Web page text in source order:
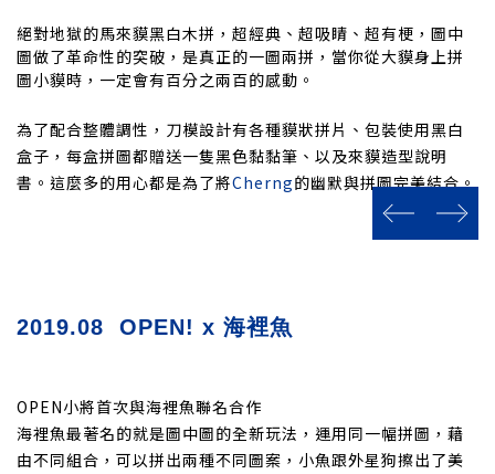
絕對地獄的馬來貘黑白木拼，超經典、超吸睛、超有梗，圖中
圖做了革命性的突破，是真正的一圖兩拼，當你從大貘身上拼
圖小貘時，一定會有百分之兩百的感動。
為了配合整體調性，刀模設計有各種貘狀拼片、包裝使用黑白
盒子，每盒拼圖都贈送一隻黑色黏黏筆、以及來貘造型說明
書。這麼多的用心都是為了將Cherng的幽默與拼圖完美結合。
prev next
2019.08 OPEN! x 海裡魚
OPEN小將首次與海裡魚聯名合作
海裡魚最著名的就是圖中圖的全新玩法，運用同一幅拼圖，藉
由不同組合，可以拼出兩種不同圖案，小魚跟外星狗擦出了美